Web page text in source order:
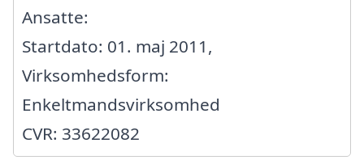
Ansatte:
Startdato: 01. maj 2011,
Virksomhedsform:
Enkeltmandsvirksomhed
CVR: 33622082